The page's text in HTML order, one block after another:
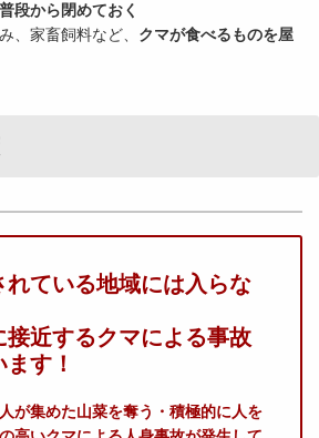
段から閉めておく
、家畜飼料など、 クマが食べるものを屋
れている地域には入らな
接近するクマによる事故
す！
が集めた山菜を奪う・積極的に人を